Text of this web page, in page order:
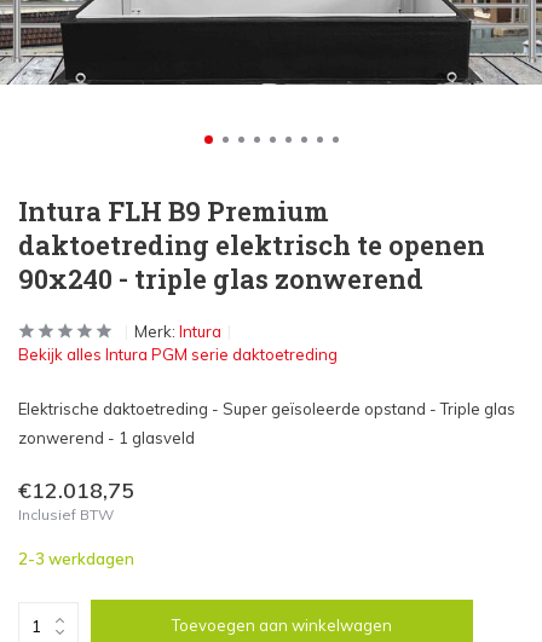
Intura FLH B9 Premium
daktoetreding elektrisch te openen
90x240 - triple glas zonwerend
Merk: Intura
Bekijk alles Intura PGM serie daktoetreding
Elektrische daktoetreding - Super geïsoleerde opstand - Triple glas
zonwerend - 1 glasveld
€12.018,75
Inclusief BTW
2-3 werkdagen
Toevoegen aan winkelwagen